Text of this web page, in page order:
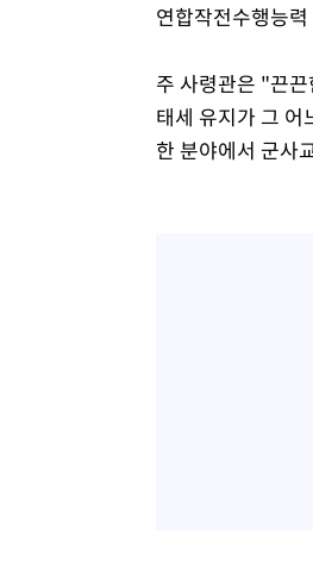
연합작전수행능
주 사령관은 "끈
태세 유지가 그
한 분야에서 군사